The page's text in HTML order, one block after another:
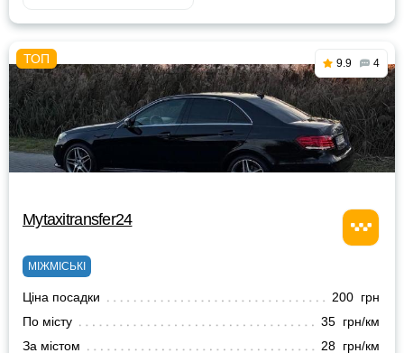
9.9 4
Mytaxitransfer24
МІЖМІСЬКІ
Ціна посадки
200 грн
По місту
35 грн/км
За містом
28 грн/км